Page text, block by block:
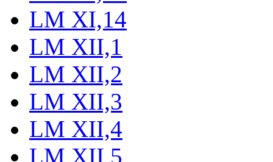
LM XI,14
LM XII,1
LM XII,2
LM XII,3
LM XII,4
LM XII,5